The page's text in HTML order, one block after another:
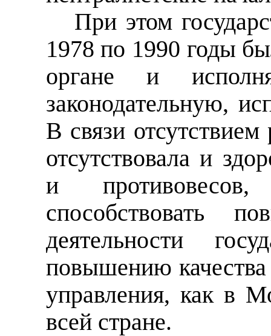
При этом
1978 по 1990 годы
органе и
законодательную,
В связи отсутствием
отсутствовала и
и
способствовать
деятельности
повышению качества
управления, как в
всей стране.